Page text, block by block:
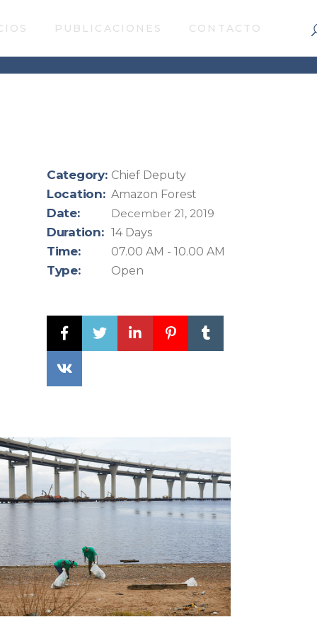
PUBLICACIONES CONTACTO
Category: Chief Deputy
Location: Amazon Forest
Date: December 21, 2019
Duration: 14 Days
Time: 07.00 AM - 10.00 AM
Type: Open